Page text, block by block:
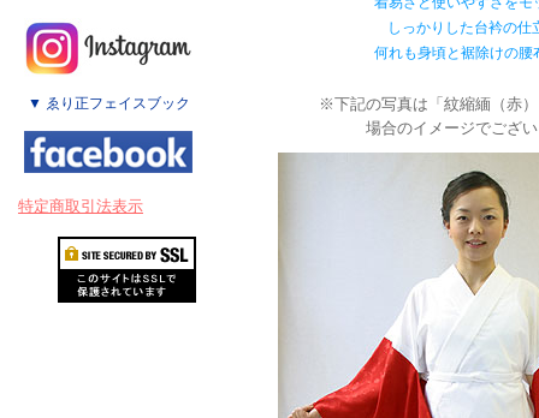
▼ ゑり正フェイスブック
特定商取引法表示
しっかりした台衿の
何れも身頃と裾除けの
※下記の写真は「紋縮緬（赤
場合のイメージでござ